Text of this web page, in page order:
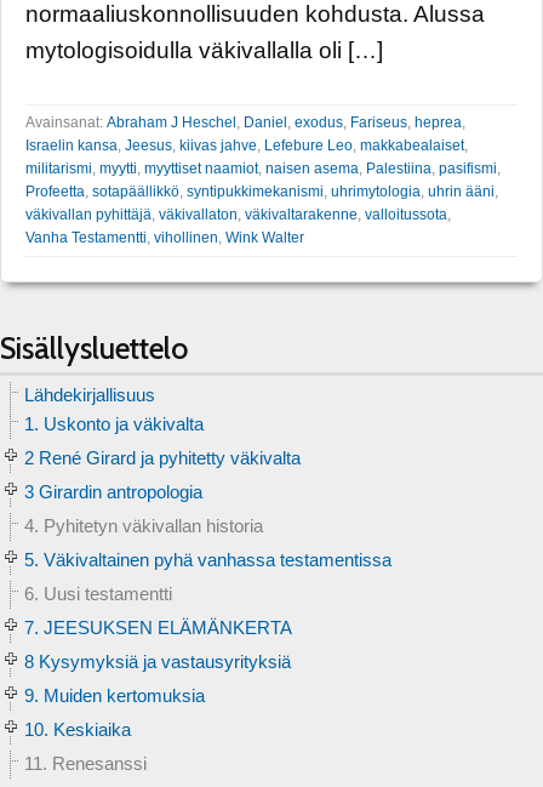
normaaliuskonnollisuuden kohdusta. Alussa
mytologisoidulla väkivallalla oli […]
Avainsanat: Abraham J Heschel Daniel exodus Fariseus heprea
Israelin kansa Jeesus kiivas jahve Lefebure Leo makkabealaiset,
militarismi myytti myyttiset naamiot, naisen asema Palestiina pasifismi
Profeetta sotapäällikkö syntipukkimekanismi uhrimytologia uhrin ääni
väkivallan pyhittäjä väkivallaton väkivaltarakenne valloitussota
Vanha Testamentti vihollinen Wink Walter
Sisällysluettelo
Lähdekirjallisuus
1. Uskonto ja väkivalta
2 René Girard ja pyhitetty väkivalta
3 Girardin antropologia
4. Pyhitetyn väkivallan historia
5. Väkivaltainen pyhä vanhassa testamentissa
6. Uusi testamentti
7. JEESUKSEN ELÄMÄNKERTA
8 Kysymyksiä ja vastausyrityksiä
9. Muiden kertomuksia
10. Keskiaika
11. Renesanssi